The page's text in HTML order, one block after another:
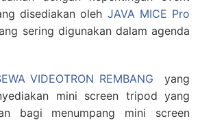
disediakan oleh JAVA MICE Pro
sering digunakan dalam agenda
VIDEOTRON REMBANG yang
mini screen tripod yang
bagi menumpang mini screen